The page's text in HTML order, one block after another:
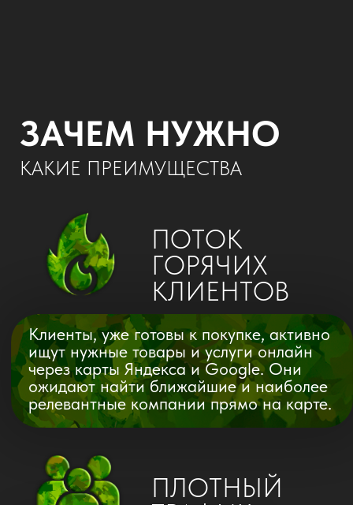
НЕ ТОЛЬКО
НА КАРТАХ
Повышая видимость своего бизнеса
на картах вы так же продвигаетесь в
локальных результатах поисковиков
Яндекса и Google.
ПЕРВОЕ
ВПЕЧАТЛЕНИЕ
ПЛОТНЫЙ
ТРАФИК
Геосервисы привлекают
огромное количество
посетителей каждый день.